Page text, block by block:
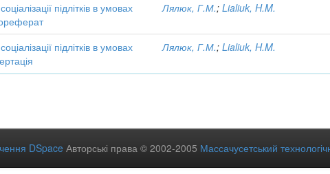
підлітків в умовах
Лялюк, Г.М.;Lialiuk, H.M.
підлітків в умовах
Лялюк, Г.М.;Lialiuk, H.M.
DSpace Авторські права © 2002-2005 Массачусетський